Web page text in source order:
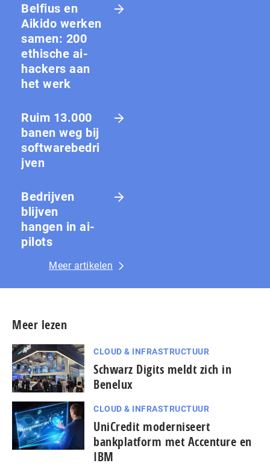
Belfius en
Aikido werken
samen: 200
ethische ai-
hackers aan
het werk
Ruim 13.000
banen weg bij
softwarebedri
jven
Bedrijven
blijven
hangen in ai-
pilots
Meer artikelen
Meer lezen
CLOUD & INFRASTRUCTUUR
Schwarz Digits meldt zich in
Benelux
CLOUD & INFRASTRUCTUUR
UniCredit moderniseert
bankplatform met Accenture en
IBM